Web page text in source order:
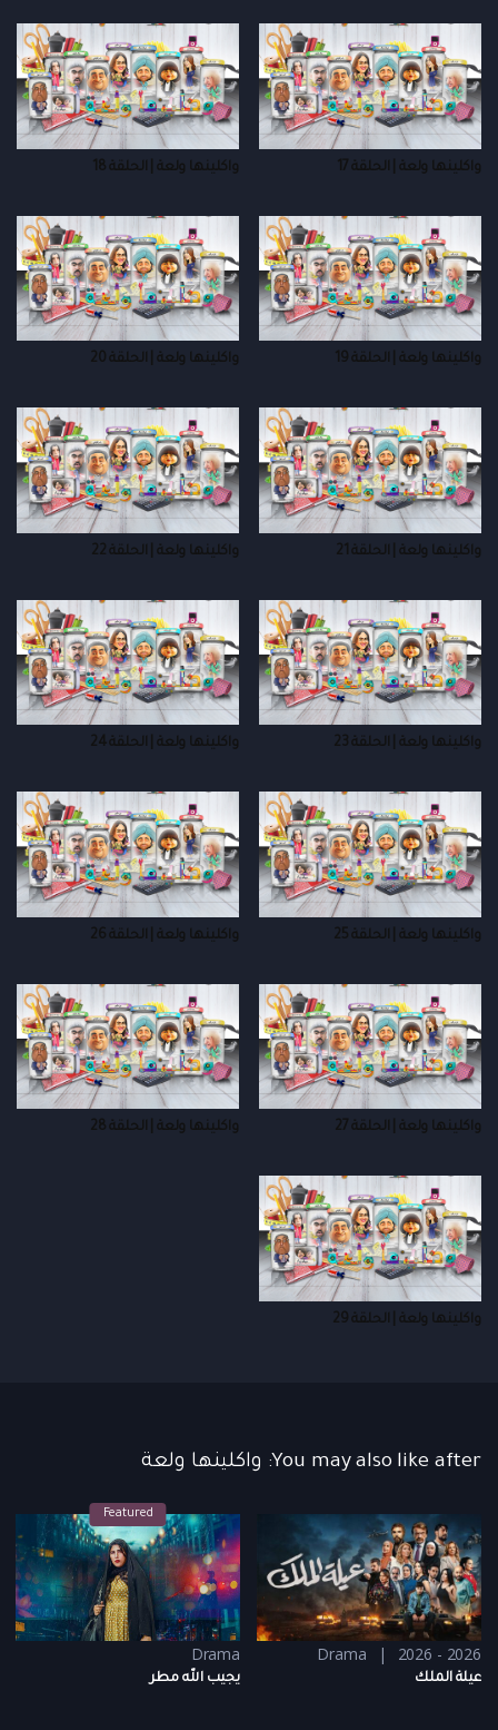
واكلينها ولعة | الحلقة 17 واكلينها ولعة | الحلقة 18
واكلينها ولعة | الحلقة 19 واكلينها ولعة | الحلقة 20
واكلينها ولعة | الحلقة 21 واكلينها ولعة | الحلقة 22
واكلينها ولعة | الحلقة 23 واكلينها ولعة | الحلقة 24
واكلينها ولعة | الحلقة 25 واكلينها ولعة | الحلقة 26
واكلينها ولعة | الحلقة 27 واكلينها ولعة | الحلقة 28
واكلينها ولعة | الحلقة 29
You may also like after: واكلينها ولعة
Featured
Drama
يجيب الله مطر
Drama 2026 - 2026
عيلة الملك